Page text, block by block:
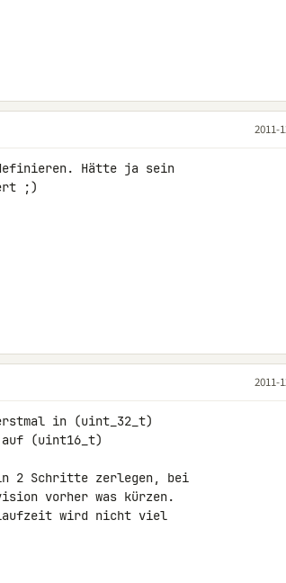
2011-
Hätte ja sein
;)
2011-
in (uint_32_t)
auf (uint16_t)
2 Schritte zerlegen, bei
vorher was kürzen.
wird nicht viel